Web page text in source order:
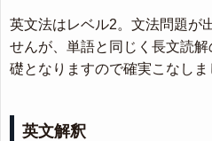
英文法はレベル2。文法問題が
せんが、単語と同じく長文読
礎となりますので確実こなしま
英文解釈